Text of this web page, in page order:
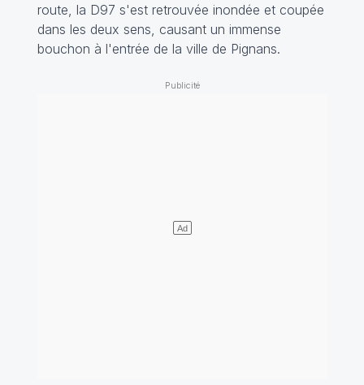
route, la D97 s'est retrouvée inondée et coupée
dans les deux sens, causant un immense
bouchon à l'entrée de la ville de Pignans.